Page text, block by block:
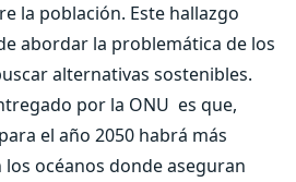
la población. Este hallazgo
abordar la problemática de los
alternativas sostenibles.
por la ONU es que,
el año 2050 habrá más
los océanos donde aseguran